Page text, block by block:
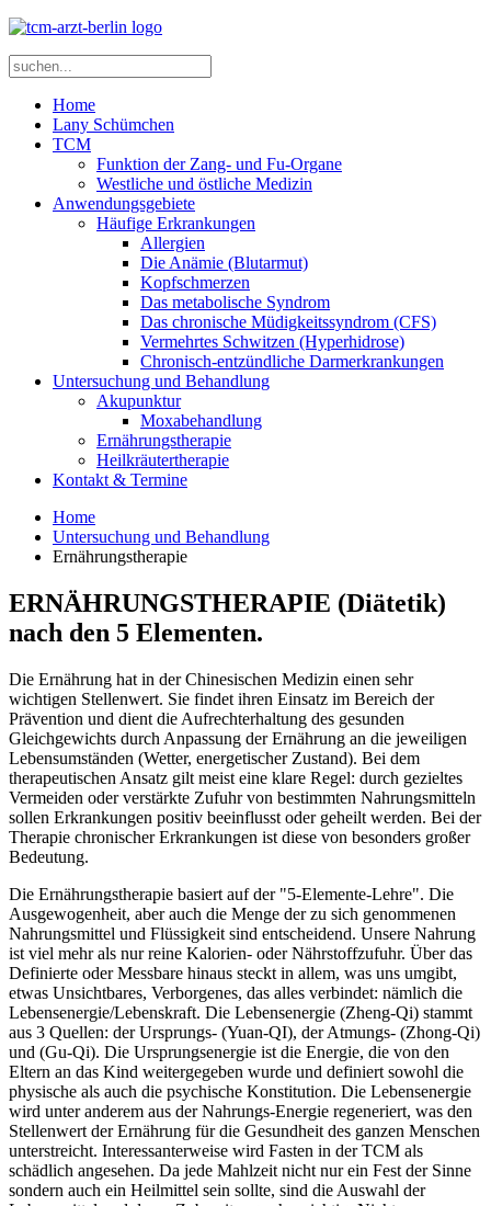
Home
Lany Schümchen
TCM
Funktion der Zang- und Fu-Organe
Westliche und östliche Medizin
Anwendungsgebiete
Häufige Erkrankungen
Allergien
Die Anämie (Blutarmut)
Kopfschmerzen
Das metabolische Syndrom
Das chronische Müdigkeitssyndrom (CFS)
Vermehrtes Schwitzen (Hyperhidrose)
Chronisch-entzündliche Darmerkrankungen
Untersuchung und Behandlung
Akupunktur
Moxabehandlung
Ernährungstherapie
Heilkräutertherapie
Kontakt & Termine
Home
Untersuchung und Behandlung
Ernährungstherapie
ERNÄHRUNGSTHERAPIE (Diätetik)
nach den 5 Elementen.
Die Ernährung hat in der Chinesischen Medizin einen sehr
wichtigen Stellenwert. Sie findet ihren Einsatz im Bereich der
Prävention und dient die Aufrechterhaltung des gesunden
Gleichgewichts durch Anpassung der Ernährung an die jeweiligen
Lebensumständen (Wetter, energetischer Zustand). Bei dem
therapeutischen Ansatz gilt meist eine klare Regel: durch gezieltes
Vermeiden oder verstärkte Zufuhr von bestimmten Nahrungsmitteln
sollen Erkrankungen positiv beeinflusst oder geheilt werden. Bei der
Therapie chronischer Erkrankungen ist diese von besonders großer
Bedeutung.
Die Ernährungstherapie basiert auf der "5-Elemente-Lehre". Die
Ausgewogenheit, aber auch die Menge der zu sich genommenen
Nahrungsmittel und Flüssigkeit sind entscheidend. Unsere Nahrung
ist viel mehr als nur reine Kalorien- oder Nährstoffzufuhr. Über das
Definierte oder Messbare hinaus steckt in allem, was uns umgibt,
etwas Unsichtbares, Verborgenes, das alles verbindet: nämlich die
Lebensenergie/Lebenskraft. Die Lebensenergie (Zheng-Qi) stammt
aus 3 Quellen: der Ursprungs- (Yuan-QI), der Atmungs- (Zhong-Qi)
und (Gu-Qi). Die Ursprungsenergie ist die Energie, die von den
Eltern an das Kind weitergegeben wurde und definiert sowohl die
physische als auch die psychische Konstitution. Die Lebensenergie
wird unter anderem aus der Nahrungs-Energie regeneriert, was den
Stellenwert der Ernährung für die Gesundheit des ganzen Menschen
unterstreicht. Interessanterweise wird Fasten in der TCM als
schädlich angesehen. Da jede Mahlzeit nicht nur ein Fest der Sinne
sondern auch ein Heilmittel sein sollte, sind die Auswahl der